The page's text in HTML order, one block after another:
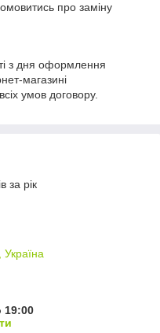
про заміну
з дня оформлення
магазині
умов договору.
за рік
19:00